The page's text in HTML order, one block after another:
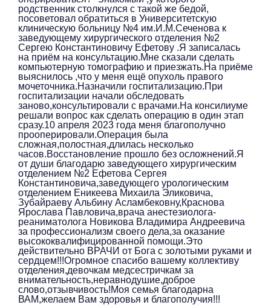
родственник столкнулся с такой же бедой,
посоветовал обратиться в Университетскую
клиническую больницу №4 им.И.М.Сеченова к
заведующему хирургического отделения №2
Сергею Константиновичу Ефетову .Я записалась
на приём на консультацию.Мне сказали сделать
компьютерную томографию и приезжать.На приёме
выяснилось ,что у меня ещё опухоль правого
мочеточника.Назначили госпитализацию.При
госпитализации начали обследовать
заново,консультировали с врачами.На консилиуме
решали вопрос как сделать операцию в один этап
сразу.10 апреля 2023 года меня благополучно
прооперировали.Операция была
сложная,полостная,длилась несколько
часов.Восстановление прошло без осложнений.Я
от души благодарю заведующего хирургическим
отделением №2 Ефетова Сергея
Константиновича,заведующего урологическим
отделением Еникеева Михаила Эликовича,
Зубайраеву Альбину Асламбековну,Краснова
Ярослава Павловича,врача анестезиолога-
реаниматолога Новикова Владимира Андреевича
за профессионализм своего дела,за оказание
высококвалифицированной помощи.Это
действительно ВРАЧИ от Бога с золотыми руками и
сердцем!!!Огромное спасибо вашему коллективу
отделения,девочкам медсестричкам за
внимательность,неравнодушие,доброе
слово,отзывчивость!Моя семья благодарна
ВАМ,желаем Вам здоровья и благополучия!!!